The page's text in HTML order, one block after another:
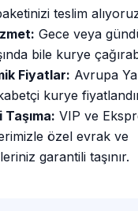
teslim
Gece veya
bile kurye
Fiyatlar: Avrupa
kurye
Taşıma: VIP ve
özel evrak ve
garantili taşınır.